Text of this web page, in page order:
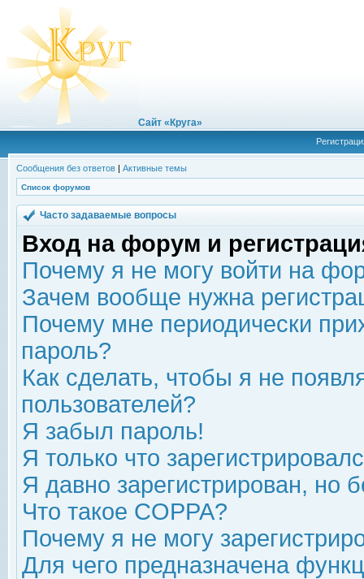
Сайт «Круга»
Сообщения без ответов | Активные темы
Список форумов
Часто задаваемые вопросы
Вход на форум и
Почему я не могу войти на
Зачем вообще нужна
Почему мне периодически
пароль?
Как сделать, чтобы я не
пользователей?
Я забыл пароль!
Я только что
Я давно зарегистрирован, но
Что такое COPPA?
Почему я не могу
Для чего предназначена